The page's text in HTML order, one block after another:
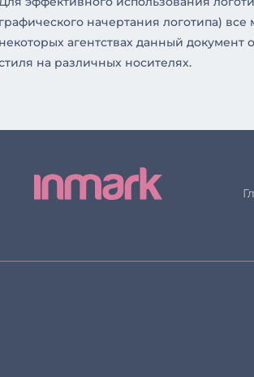
графического начертания логотипа)
некоторых агентствах данный
на различных носителях.